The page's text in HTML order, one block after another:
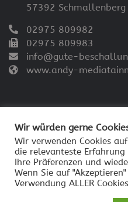
57392 Schmallenberg
02975 809982
02975 809983
info@gute-
www.andy-
© 2026 - Andy
Wir würden gerne
Wir verwenden Cookies
die relevanteste
Ihre Präferenzen und
Wenn Sie auf
Verwendung ALLER